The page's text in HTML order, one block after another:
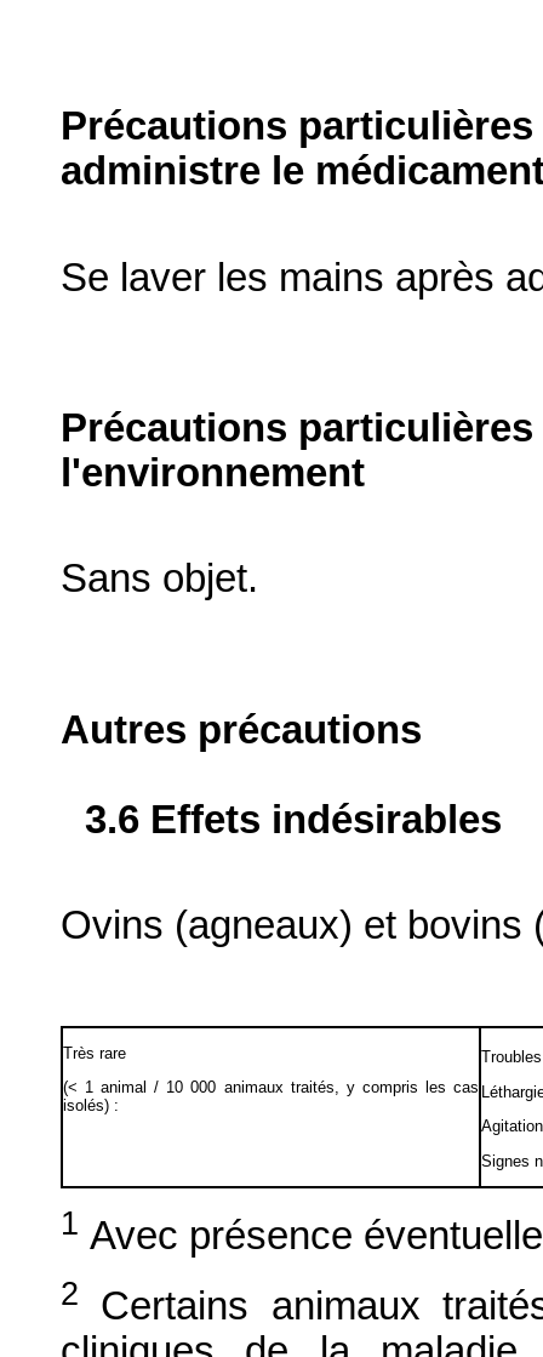
Précautions
administre le
Se laver les mains après
Précautions
l'environnement
Sans objet.
Autres précautions
3.6 Effets indésirables
Ovins (agneaux) et bovins
Très rare
(< 1 animal / 10 000 animaux traités, y compris les cas
isolés) :
Agitation
Signes
1 Avec présence
2
Certains animaux